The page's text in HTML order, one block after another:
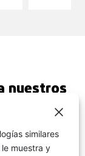
nuestros
profesional del
Son optimistas y
similares
muestra y